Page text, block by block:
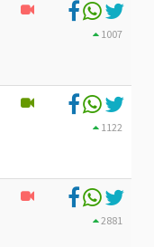
1007
1122
2881